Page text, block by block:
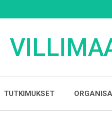
TUTKIMUKSET